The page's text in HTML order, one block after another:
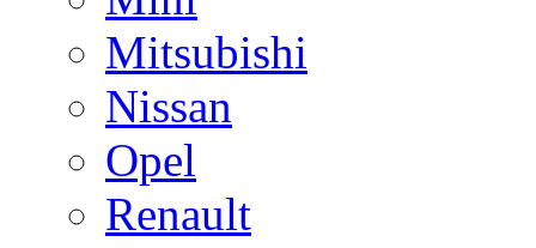
Mitsubishi
Nissan
Opel
Renault